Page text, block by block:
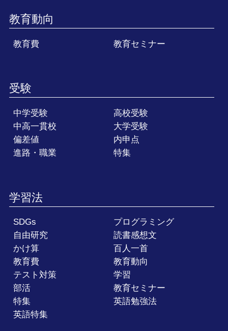
教育動向
教育費 教育セミナー
受験
中学受験
高校受験
中高一貫校
大学受験
偏差値
内申点
進路・職業
特集
学習法
SDGs
プログラミング
自由研究
読書感想文
かけ算
百人一首
教育費
教育動向
テスト対策
学習
部活
教育セミナー
特集
英語勉強法
英語特集